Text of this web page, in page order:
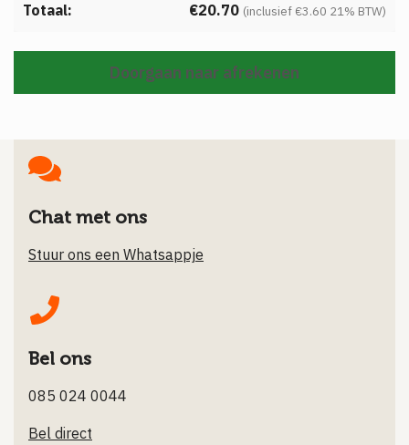
€20.70 (inclusief €3.60 21% BTW)
Doorgaan naar afrekenen
Chat met ons
Stuur ons een Whatsappje
Bel ons
085 024 0044
Bel direct